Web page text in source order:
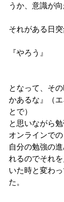
うか、意識が向
それがある日
『やろう』
となって、そ
かあるな』（
とで）
と思いながら勉
オンラインでの
自分の勉強の
れるのでそれ
いた時と変わ
た。